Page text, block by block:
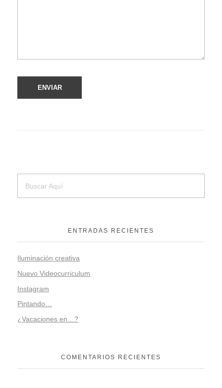
ENTRADAS RECIENTES
Iluminación creativa
Nuevo Videocurriculum
Instagram
Pintando…
¿Vacaciones en…?
COMENTARIOS RECIENTES